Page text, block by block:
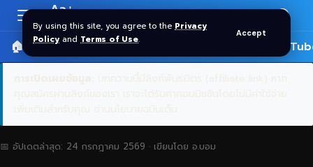
By using this site, you agree to the Privacy
Policy and Terms of Use.
Accept
Resizer
Aa
🏠 หน้าแรก ราคาทอง SPDR 🎬
📅 อัปเดตล่าสุด: 24 กรกฎาคม 2569 · เขียนโดย อ.บอม